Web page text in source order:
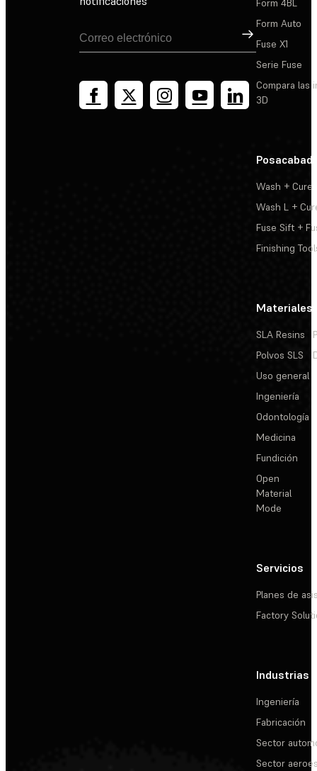
Suscribirse
Form 4BL
Form Auto
Fuse X1
Serie Fuse
Compara las
3D
Wash + Cure
Wash L +
Fuse Sift +
Finishing
Materiales
SLA Resins
Polvos SLS
Uso general
Ingeniería
Odontología
Medicina
Fundición
Open
Material
Mode
Servicios
Planes de
Factory
Industrias
Ingeniería
Fabricación
Sector
Sector